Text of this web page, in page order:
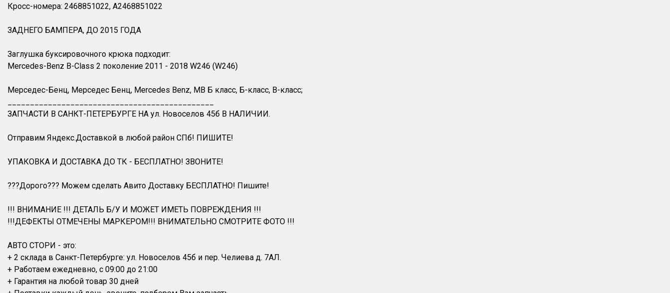
Кросс-номера: 2468851022, A2468851022
ЗАДНЕГО БАМПЕРА, ДО 2015 ГОДА
Заглушка буксировочного крюка подходит:
Mercedes-Benz B-Class 2 поколение 2011 - 2018 W246 (W246)
Мерседес-Бенц, Мерседес Бенц, Mercedes Benz, MB Б класс, Б-класс, B-класс;
ЗАПЧАСТИ В САНКТ-ПЕТЕРБУРГЕ НА ул. Новоселов 45б В НАЛИЧИИ.
Отправим Яндекс.Доставкой в любой район СПб! ПИШИТЕ!
УПАКОВКА И ДОСТАВКА ДО ТК - БЕСПЛАТНО! ЗВОНИТЕ!
???Дорого??? Можем сделать Авито Доставку БЕСПЛАТНО! Пишите!
!!! ВНИМАНИЕ !!! ДЕТАЛЬ Б/У И МОЖЕТ ИМЕТЬ ПОВРЕЖДЕНИЯ !!!
!!!ДЕФЕКТЫ ОТМЕЧЕНЫ МАРКЕРОМ!!! ВНИМАТЕЛЬНО СМОТРИТЕ ФОТО !!!
АВТО СТОРИ - это:
+ 2 склада в Санкт-Петербурге: ул. Новоселов 45б и пер. Челиева д. 7АЛ.
+ Работаем ежедневно, с 09:00 до 21:00
+ Гарантия на любой товар 30 дней